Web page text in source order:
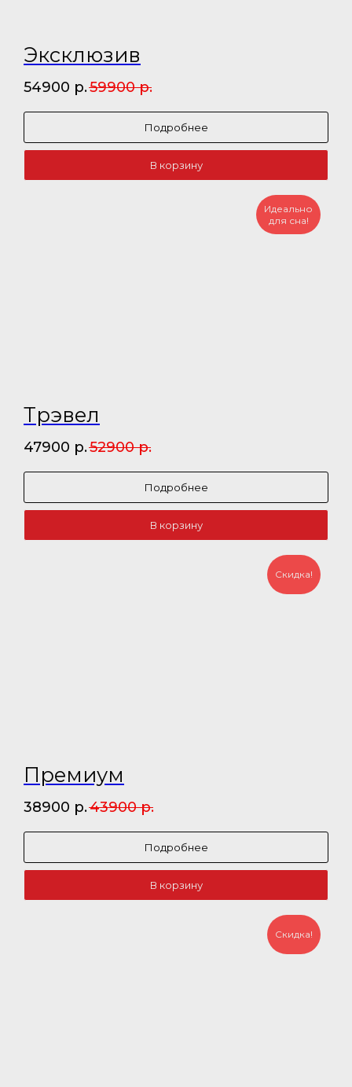
Эксклюзив
54900 р.59900 р.
Подробнее
В корзину
Идеально
для сна!
Трэвел
47900 р.52900 р.
Подробнее
В корзину
Скидка!
Премиум
38900 р.43900 р.
Подробнее
В корзину
Скидка!